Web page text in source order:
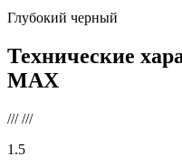
Глубокий черный
Технические
MAX
/// ///
1.5